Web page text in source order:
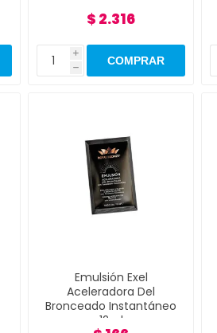
$ 2.316
i
h
Emulsión Exel
Aceleradora Del
Bronceado Instantáneo
12ml